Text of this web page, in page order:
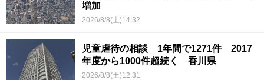
増加
2026/8/8(土)14:32
児童虐待の相談 1年間で1271件 2017
年度から1000件超続く 香川県
2026/8/8(土)12:31